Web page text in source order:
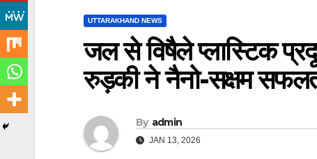
UTTARAKHAND NEWS
जल से विषैले प्लास्टिक
रुड़की ने नैनो-सक्षम
By admin
JAN 13, 2026